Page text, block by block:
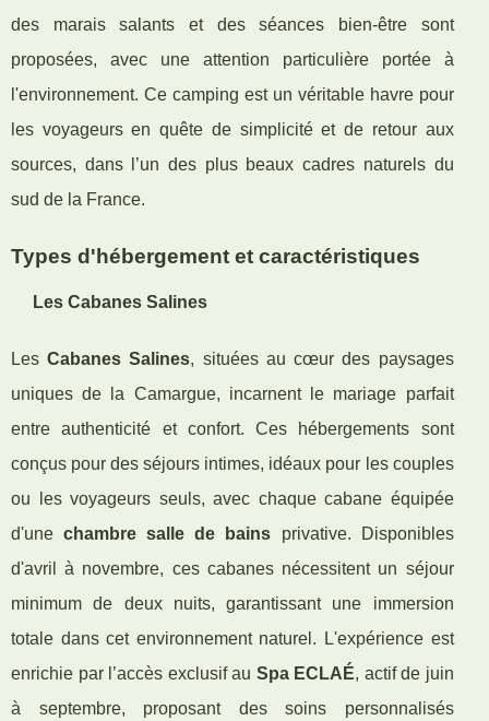
des marais salants et des séances bien-être sont
proposées, avec une attention particulière portée à
l'environnement. Ce camping est un véritable havre pour
les voyageurs en quête de simplicité et de retour aux
sources, dans l’un des plus beaux cadres naturels du
sud de la France.
Types d'hébergement et caractéristiques
Les Cabanes Salines
LesCabanes Salines, situées au cœur des paysages
uniques de la Camargue, incarnent le mariage parfait
entre authenticité et confort. Ces hébergements sont
conçus pour des séjours intimes, idéaux pour les couples
ou les voyageurs seuls, avec chaque cabane équipée
d'unechambre salle de bains privative. Disponibles
d'avril à novembre, ces cabanes nécessitent un séjour
minimum de deux nuits, garantissant une immersion
totale dans cet environnement naturel. L'expérience est
enrichie par l’accès exclusif au Spa ECLAÉ, actif de juin
à septembre, proposant des soins personnalisés